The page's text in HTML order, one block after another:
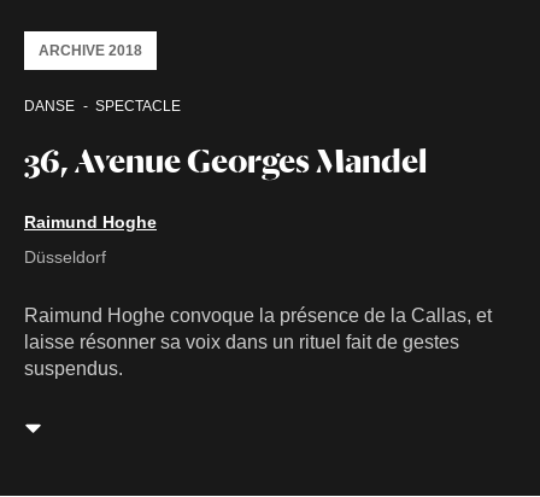
36, Avenue Georges Mandel
DANSE SPECTACLE
ARCHIVE 2018
Raimund Hoghe
Düsseldorf
Raimund Hoghe convoque la présence de la Callas, et
laisse résonner sa voix dans un rituel fait de gestes
suspendus.